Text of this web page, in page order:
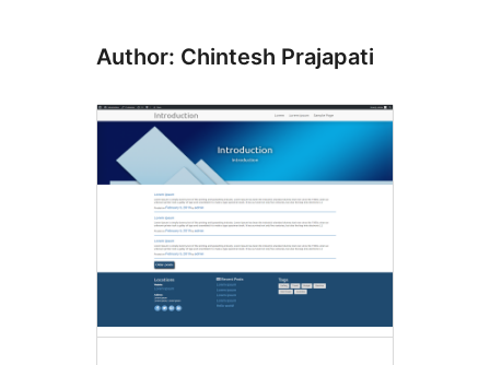
Author: Chintesh Prajapati